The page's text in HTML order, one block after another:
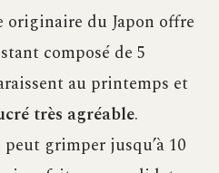
du Japon offre
composé de 5
au printemps et
très agréable.
grimper jusqu’à 10